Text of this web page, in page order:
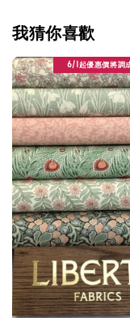
我猜你喜歡
6/1起優惠價將調